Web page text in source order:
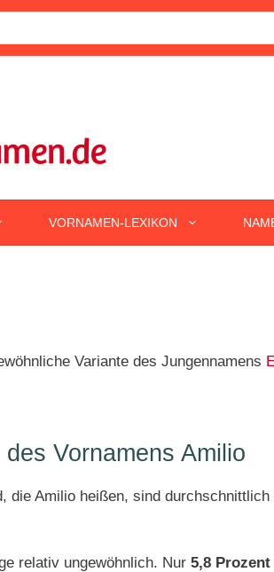
VORNAMEN-LEXIKON
Variante des Jungennamens
Vornamens Amilio
die Amilio heißen, sind durchschnittlich
relativ ungewöhnlich. Nur 5,8 Prozent